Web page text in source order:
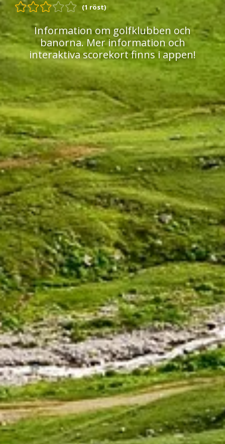
(1 röst)
Information om golfklubben och
banorna. Mer information och
interaktiva scorekort finns i appen!